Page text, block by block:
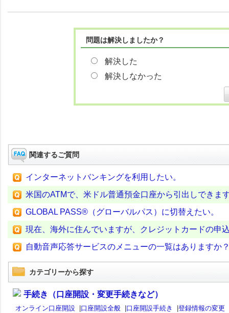
問題は解決しましたか？
解決した
解決しなかった
関連するご質問
インターネットバンキングを利用したい。
米国のATMで、米ドル普通預金口座から引出しできま
GLOBAL PASS®（グローバルパス）に切替えたい。
現在、海外に住んでいますが、クレジットカードの申
自動音声応答サービスのメニューの一覧はありますか
カテゴリーから探す
手続き（口座開設・変更手続きなど）
オンライン口座開設 |口座開設全般 |口座開設手続き |登録情報の変更